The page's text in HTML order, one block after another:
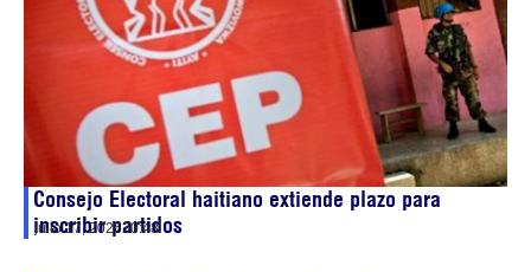
Consejo Electoral haitiano extiende plazo para
inscribir partidos
julio 17, 202620:48